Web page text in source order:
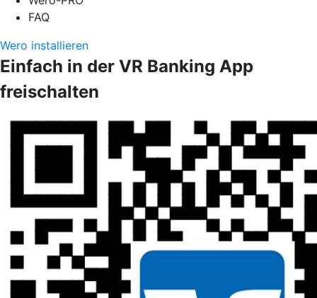
FAQ
Wero installieren
Einfach in der VR Banking App
freischalten